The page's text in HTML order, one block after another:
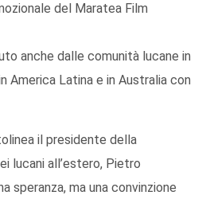
del Maratea Film
anche dalle comunità lucane in
America Latina e in Australia con
il presidente della
lucani all’estero, Pietro
speranza, ma una convinzione